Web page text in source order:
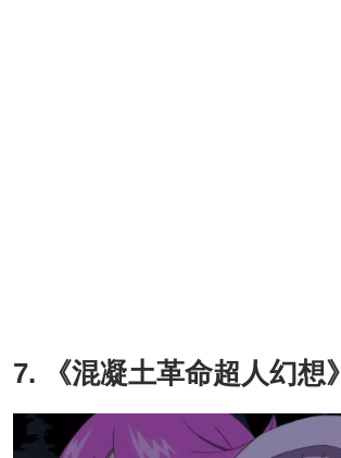
7. 《混凝土革命超人幻想》